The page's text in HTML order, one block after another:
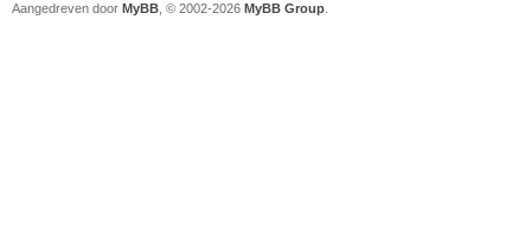
Aangedreven door MyBB , © 2002-2026 MyBB Group